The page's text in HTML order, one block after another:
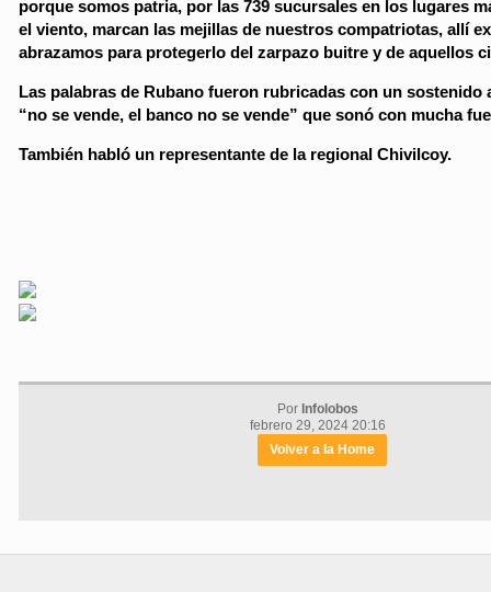
porque somos patria, por las 739 sucursales en los lugares
el viento, marcan las mejillas de nuestros compatriotas, allí
abrazamos para protegerlo del zarpazo buitre y de aquellos
Las palabras de Rubano fueron rubricadas con un
“no se vende, el banco no se vende” que sonó con mucha
También habló un representante de la regional Chivilcoy.
Por Infolobos
febrero 29, 2024 20:16
Volver a la Home